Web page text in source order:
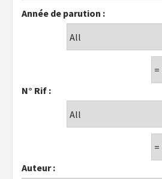
Année de parution :
N° Rif :
Auteur :